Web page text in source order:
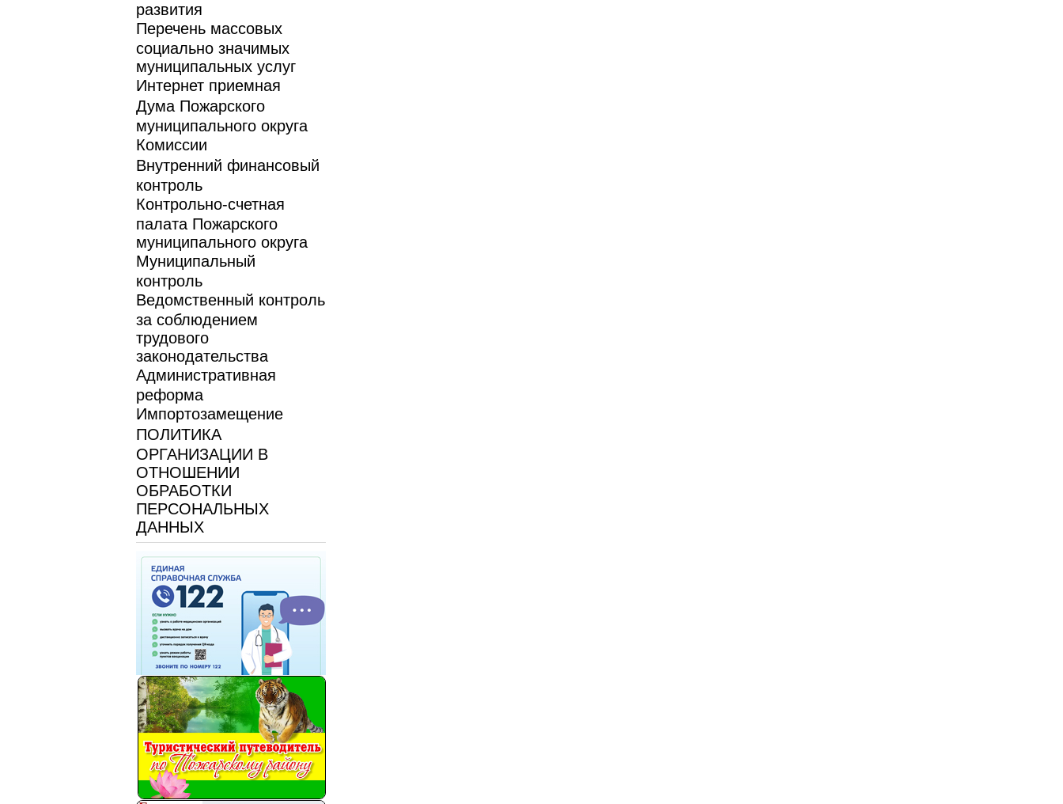
развития
Перечень массовых
социально значимых
муниципальных услуг
Интернет приемная
Дума Пожарского
муниципального округа
Комиссии
Внутренний финансовый
контроль
Контрольно-счетная
палата Пожарского
муниципального округа
Муниципальный
контроль
Ведомственный контроль
за соблюдением
трудового
законодательства
Административная
реформа
Импортозамещение
ПОЛИТИКА
ОРГАНИЗАЦИИ В
ОТНОШЕНИИ
ОБРАБОТКИ
ПЕРСОНАЛЬНЫХ
ДАННЫХ